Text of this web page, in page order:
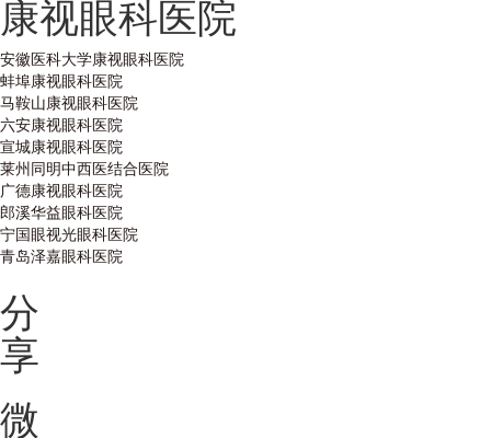
康视眼科医院
安徽医科大学康视眼科医院
蚌埠康视眼科医院
马鞍山康视眼科医院
六安康视眼科医院
宣城康视眼科医院
莱州同明中西医结合医院
广德康视眼科医院
郎溪华益眼科医院
宁国眼视光眼科医院
青岛泽嘉眼科医院
分
享
微